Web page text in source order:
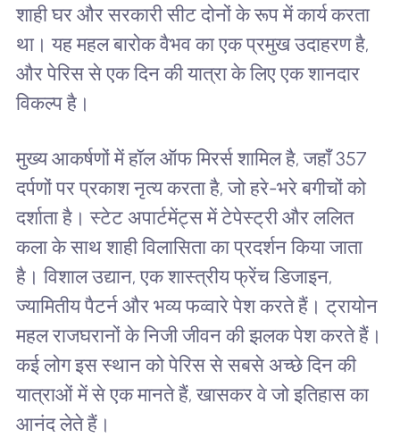
शाही घर और सरकारी सीट दोनों के रूप में कार्य करता
था। यह महल बारोक वैभव का एक प्रमुख उदाहरण है,
और पेरिस से एक दिन की यात्रा के लिए एक शानदार
विकल्प है।
मुख्य आकर्षणों में हॉल ऑफ मिरर्स शामिल है, जहाँ 357
दर्पणों पर प्रकाश नृत्य करता है, जो हरे-भरे बगीचों को
दर्शाता है। स्टेट अपार्टमेंट्स में टेपेस्ट्री और ललित
कला के साथ शाही विलासिता का प्रदर्शन किया जाता
है। विशाल उद्यान, एक शास्त्रीय फ्रेंच डिजाइन,
ज्यामितीय पैटर्न और भव्य फव्वारे पेश करते हैं। ट्रायोन
महल राजघरानों के निजी जीवन की झलक पेश करते हैं।
कई लोग इस स्थान को पेरिस से सबसे अच्छे दिन की
यात्राओं में से एक मानते हैं, खासकर वे जो इतिहास का
आनंद लेते हैं।